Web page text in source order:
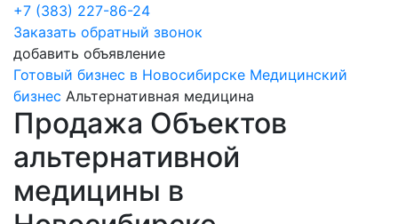
+7 (383) 227-86-24
Заказать обратный звонок
добавить объявление
Готовый бизнес в Новосибирске Медицинский
бизнес Альтернативная медицина
Продажа Объектов
альтернативной
медицины в